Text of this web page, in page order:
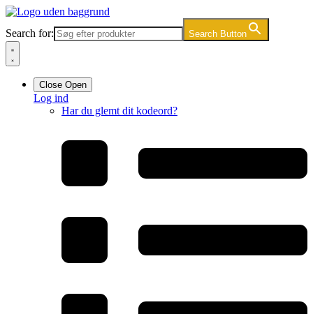
Videre
indhold
Search for: Search Button
Close Open
Log ind
Har du glemt dit kodeord?